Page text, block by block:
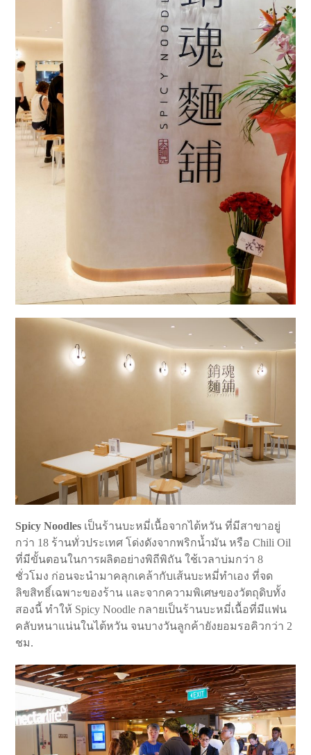
Spicy Noodles เป็นร้านบะหมี่เนื้อจากไต้หวัน ที่มีสาขาอยู่
กว่า 18 ร้านทั่วประเทศ โด่งดังจากพริกน้ำมัน หรือ Chili Oil
ที่มีขั้นตอนในการผลิตอย่างพิถีพิถัน ใช้เวลาบ่มกว่า 8
ชั่วโมง ก่อนจะนำมาคลุกเคล้ากับเส้นบะหมี่ทำเอง ที่จด
ลิขสิทธิ์เฉพาะของร้าน และจากความพิเศษของวัตถุดิบทั้ง
สองนี้ ทำให้ Spicy Noodle กลายเป็นร้านบะหมี่เนื้อที่มีแฟน
คลับหนาแน่นในไต้หวัน จนบางวันลูกค้ายังยอมรอคิวกว่า 2
ชม.